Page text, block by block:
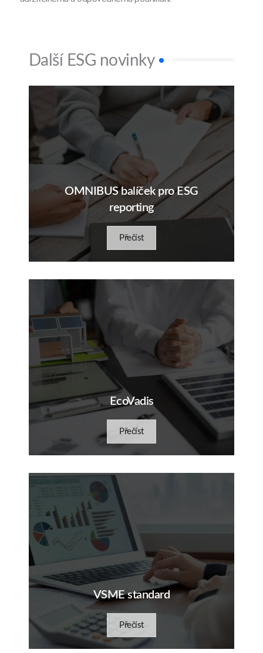
Další ESG novinky
OMNIBUS balíček pro ESG
reporting
Přečíst
EcoVadis
Přečíst
VSME standard
Přečíst